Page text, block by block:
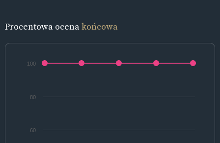
Procentowa ocenakońcowa
60
80
100